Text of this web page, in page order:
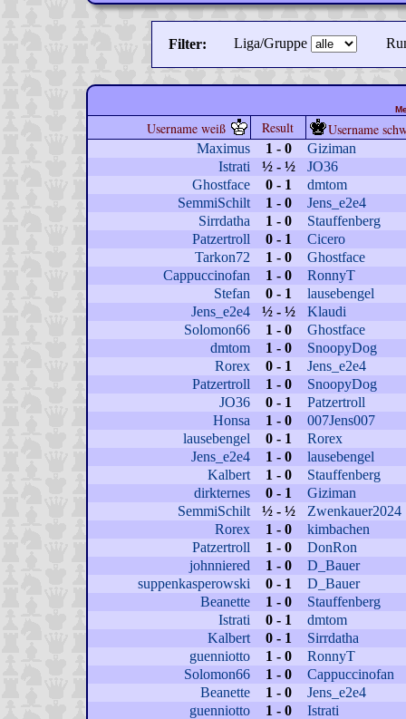
Filter: Liga/Gruppe
Username weiß Result Username
Maximus 1 - 0
Giziman
Istrati
½ - ½
JO36
Ghostface
0 - 1
dmtom
SemmiSchilt
1 - 0
Jens_e2e4
Sirrdatha
1 - 0
Stauffenberg
Patzertroll
0 - 1
Cicero
Tarkon72
1 - 0
Ghostface
Cappuccinofan
1 - 0
RonnyT
Stefan
0 - 1
lausebengel
Jens_e2e4
½ - ½
Klaudi
Solomon66
1 - 0
Ghostface
dmtom
1 - 0
SnoopyDog
Rorex
0 - 1
Jens_e2e4
Patzertroll
1 - 0
SnoopyDog
JO36
0 - 1
Patzertroll
Honsa
1 - 0
007Jens007
lausebengel
0 - 1
Rorex
Jens_e2e4
1 - 0
lausebengel
Kalbert
1 - 0
Stauffenberg
dirkternes
0 - 1
Giziman
SemmiSchilt
½ - ½
Zwenkauer2024
Rorex
1 - 0
kimbachen
Patzertroll
1 - 0
DonRon
johnniered
1 - 0
D_Bauer
suppenkasperowski
0 - 1
D_Bauer
Beanette
1 - 0
Stauffenberg
Istrati
0 - 1
dmtom
Kalbert
0 - 1
Sirrdatha
guenniotto
1 - 0
RonnyT
Solomon66
1 - 0
Cappuccinofan
Beanette
1 - 0
Jens_e2e4
guenniotto
1 - 0
Istrati